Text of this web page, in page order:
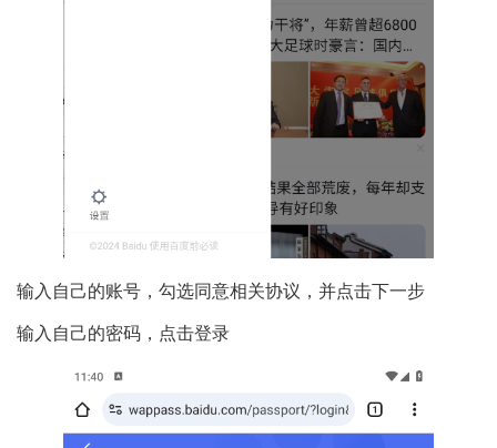
输入自己的账号，勾选同意相关协议，并点击下一步
输入自己的密码，点击登录